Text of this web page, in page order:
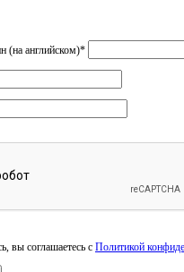
(на английском)*
вы соглашаетесь с Политикой